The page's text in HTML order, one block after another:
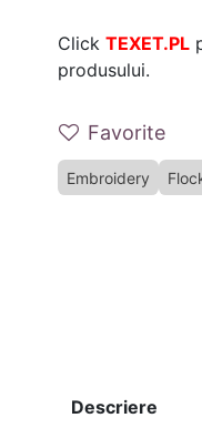
Click TEXET.PL
produsului.
Favorite
Embroidery
Descriere